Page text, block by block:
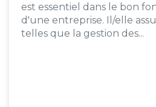
est essentiel dans le bon
d'une entreprise. Il/elle
telles que la gestion des...